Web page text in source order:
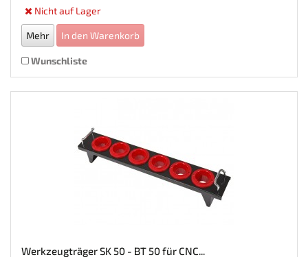
Nicht auf Lager
Mehr In den Warenkorb
Wunschliste
Werkzeugträger SK 50 - BT 50 für CNC...